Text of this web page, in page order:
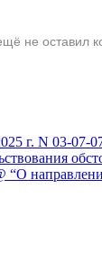
не оставил
г. N 03-07-
“О